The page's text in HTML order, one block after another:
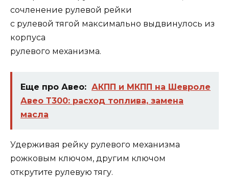
сочленение рулевой рейки
с рулевой тягой максимально выдвинулось из
корпуса
рулевого механизма.
Еще про Авео: АКПП и МКПП на Шевроле
Авео Т300: расход топлива, замена
масла
Удерживая рейку рулевого механизма
рожковым ключом, другим ключом
открутите рулевую тягу.